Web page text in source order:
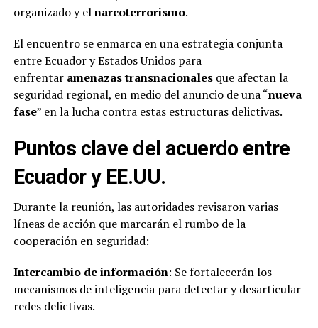
organizado y elnarcoterrorismo.
El encuentro se enmarca en una estrategia conjunta
entre Ecuador y Estados Unidos para
enfrentar amenazas transnacionalesque afectan la
seguridad regional, en medio del anuncio de una “nueva
fase” en la lucha contra estas estructuras delictivas.
Puntos clave del acuerdo entre
Ecuador y EE.UU.
Durante la reunión, las autoridades revisaron varias
líneas de acción que marcarán el rumbo de la
cooperación en seguridad:
Intercambio de información: Se fortalecerán los
mecanismos de inteligencia para detectar y desarticular
redes delictivas.